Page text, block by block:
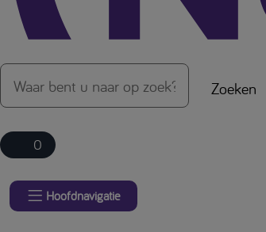
Zoeken
0
Hoofdnavigatie